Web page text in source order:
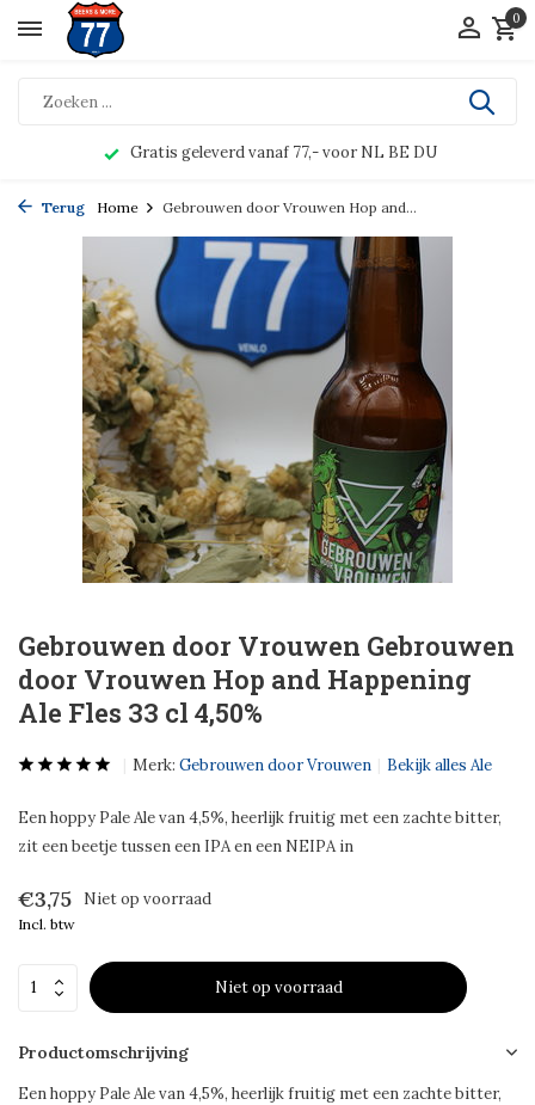
0
Gratis geleverd vanaf 77,- voor NL BE DU
Terug Home Gebrouwen door Vrouwen Hop and...
Gebrouwen door Vrouwen Gebrouwen
door Vrouwen Hop and Happening
Ale Fles 33 cl 4,50%
Merk: Gebrouwen door Vrouwen Bekijk alles Ale
Een hoppy Pale Ale van 4,5%, heerlijk fruitig met een zachte bitter,
zit een beetje tussen een IPA en een NEIPA in
€3,75 Niet op voorraad
Incl. btw
Niet op voorraad
Productomschrijving
Een hoppy Pale Ale van 4,5%, heerlijk fruitig met een zachte bitter,